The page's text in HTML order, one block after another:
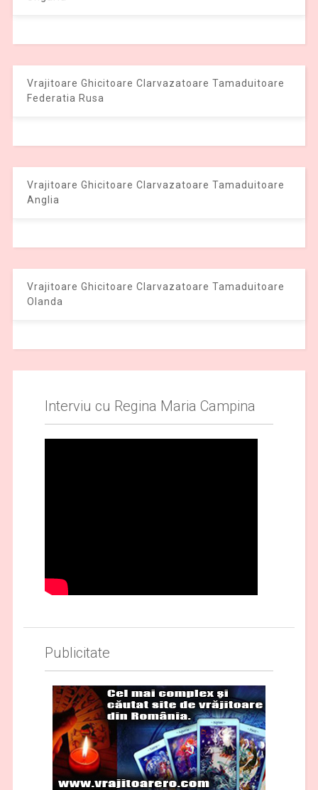
Vrajitoare Ghicitoare Clarvazatoare Tamaduitoare
Federatia Rusa
Vrajitoare Ghicitoare Clarvazatoare Tamaduitoare
Anglia
Vrajitoare Ghicitoare Clarvazatoare Tamaduitoare
Olanda
Interviu cu Regina Maria Campina
Publicitate